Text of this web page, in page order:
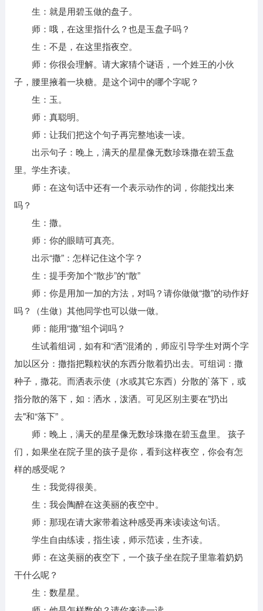
生：就是用碧玉做的盘子。
师：哦，在这里指什么？也是玉盘子吗？
生：不是，在这里指夜空。
师：你很会理解。请大家猜个谜语，一个姓王的小伙
子，腰里掖着一块糖。是这个词中的哪个字呢？
生：玉。
师：真聪明。
师：让我们把这个句子再完整地读一读。
出示句子：晚上，满天的星星像无数珍珠撒在碧玉盘
里。学生齐读。
师：在这句话中还有一个表示动作的词，你能找出来
吗？
生：撒。
师：你的眼睛可真亮。
出示“撒”：怎样记住这个字？
生：提手旁加个“散步”的“散”
师：你是用加一加的方法，对吗？请你做做“撒”的动作好
吗？（生做）其他同学也可以做一做。
师：能用“撒”组个词吗？
生试着组词，如有和“洒”混淆的，师应引导学生对两个字
加以区分：撒指把颗粒状的东西分散着扔出去。可组词：撒
种子，撒花。而洒表示使（水或其它东西）分散的`落下，或
指分散的落下，如：洒水，泼洒。可见区别主要在"扔出
去"和“落下” 。
师：晚上，满天的星星像无数珍珠撒在碧玉盘里。 孩子
们，如果坐在院子里的孩子是你，看到这样夜空，你会有怎
样的感受呢？
生：我觉得很美。
生：我会陶醉在这美丽的夜空中。
师：那现在请大家带着这种感受再来读读这句话。
学生自由练读，指生读，师示范读，生齐读。
师：在这美丽的夜空下，一个孩子坐在院子里靠着奶奶
干什么呢？
生：数星星。